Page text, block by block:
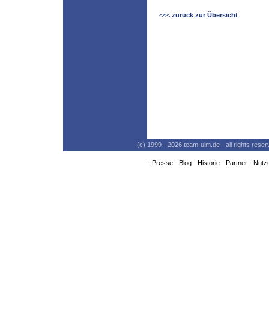
<<< zurück zur Übersicht
(c) 1999 - 2026 team-ulm.de - all rights
- Presse- Blog- Historie- Partner-